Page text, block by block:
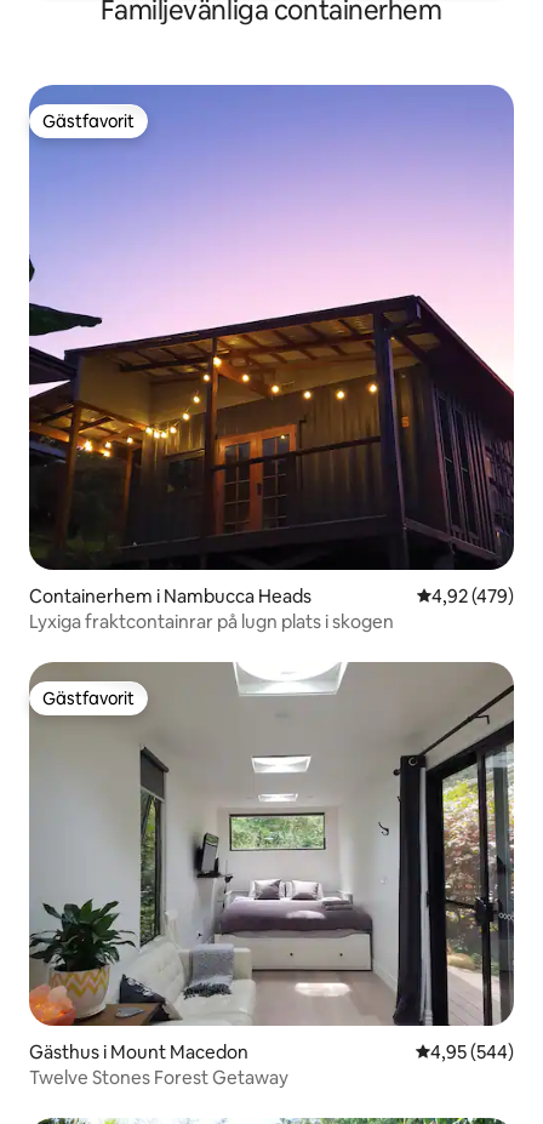
Familjevänliga containerhem
Gästfavorit
Gästfavorit
Containerhem i Nambucca Heads 4,92 av 5 i
4,92 (479)
Lyxiga fraktcontainrar på lugn plats i skogen
Gästfavorit
Gästfavorit
Gästhus i Mount Macedon 4,95 av 5 i
4,95 (544)
Twelve Stones Forest Getaway